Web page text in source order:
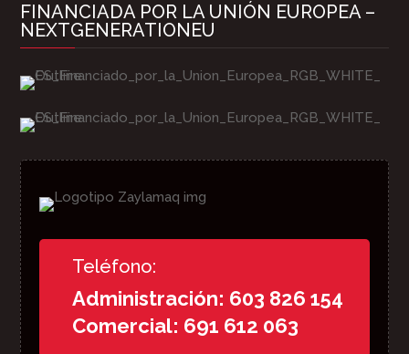
FINANCIADA POR LA UNIÓN EUROPEA –
NEXTGENERATIONEU
Teléfono:
Administración: 603 826 154
Comercial: 691 612 063